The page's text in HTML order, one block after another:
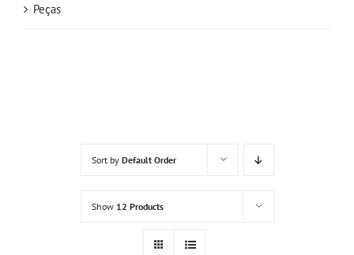
Sort by Default Order
Show 12 Products
Peças